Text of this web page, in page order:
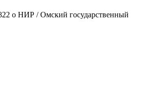
о НИР / Омский государственный